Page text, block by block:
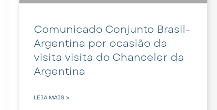
Comunicado Conjunto Brasil-
Argentina por ocasião da
visita visita do Chanceler da
Argentina
LEIA MAIS »